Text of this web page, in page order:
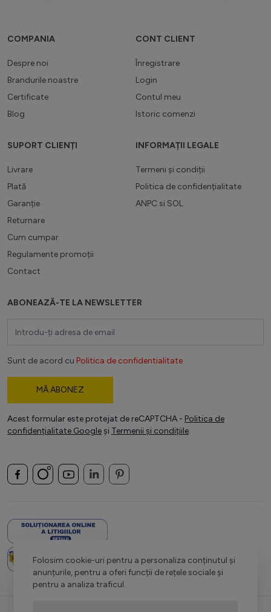
Folosim cookie-uri pentru a personaliza conținutul și
anunțurile, pentru a oferi funcții de rețele sociale și
pentru a analiza traficul.
COMPANIA
Despre noi
Brandurile noastre
Certificate
Blog
CONT CLIENT
Înregistrare
Login
Contul meu
Istoric comenzi
SUPORT CLIENȚI
Livrare
Plată
Garanție
Returnare
Cum cumpar
Regulamente promoții
Contact
INFORMAȚII LEGALE
Termeni și condiții
Politica de confidențialitate
ANPC si SOL
ABONEAZĂ-TE LA NEWSLETTER
Sunt de acord cu Politica de confidentialitate
MĂ ABONEZ
Acest formular este protejat de reCAPTCHA - Politica de
confidențialitate Google și Termenii și condițiile.